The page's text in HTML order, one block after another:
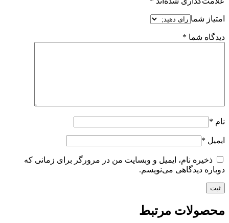
امتیاز شما
دیدگاه شما *
نام *
ایمیل *
ذخیره نام، ایمیل و وبسایت من در مرورگر برای زمانی که
دوباره دیدگاهی می‌نویسم.
محصولات مرتبط